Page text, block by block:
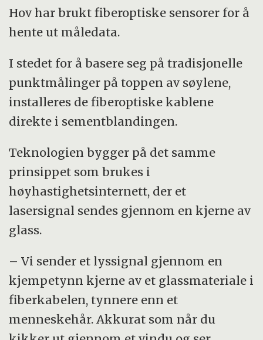
Hov har brukt fiberoptiske sensorer for å
hente ut måledata.
I stedet for å basere seg på tradisjonelle
punktmålinger på toppen av søylene,
installeres de fiberoptiske kablene
direkte i sementblandingen.
Teknologien bygger på det samme
prinsippet som brukes i
høyhastighetsinternett, der et
lasersignal sendes gjennom en kjerne av
glass.
– Vi sender et lyssignal gjennom en
kjempetynn kjerne av et glassmateriale i
fiberkabelen, tynnere enn et
menneskehår. Akkurat som når du